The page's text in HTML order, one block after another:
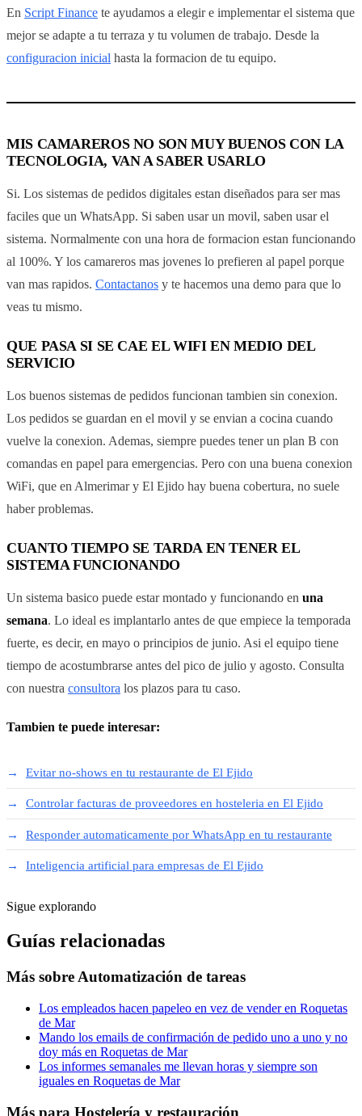
En Script Finance te ayudamos a elegir e implementar el sistema que
mejor se adapte a tu terraza y tu volumen de trabajo. Desde la
configuracion inicial hasta la formacion de tu equipo.
MIS CAMAREROS NO SON MUY BUENOS CON LA
TECNOLOGIA, VAN A SABER USARLO
Si. Los sistemas de pedidos digitales estan diseñados para ser mas
faciles que un WhatsApp. Si saben usar un movil, saben usar el
sistema. Normalmente con una hora de formacion estan funcionando
al 100%. Y los camareros mas jovenes lo prefieren al papel porque
van mas rapidos. Contactanos y te hacemos una demo para que lo
veas tu mismo.
QUE PASA SI SE CAE EL WIFI EN MEDIO DEL
SERVICIO
Los buenos sistemas de pedidos funcionan tambien sin conexion.
Los pedidos se guardan en el movil y se envian a cocina cuando
vuelve la conexion. Ademas, siempre puedes tener un plan B con
comandas en papel para emergencias. Pero con una buena conexion
WiFi, que en Almerimar y El Ejido hay buena cobertura, no suele
haber problemas.
CUANTO TIEMPO SE TARDA EN TENER EL
SISTEMA FUNCIONANDO
Un sistema basico puede estar montado y funcionando en una
semana. Lo ideal es implantarlo antes de que empiece la temporada
fuerte, es decir, en mayo o principios de junio. Asi el equipo tiene
tiempo de acostumbrarse antes del pico de julio y agosto. Consulta
con nuestra consultora los plazos para tu caso.
Tambien te puede interesar:
Evitar no-shows en tu restaurante de El Ejido
Controlar facturas de proveedores en hosteleria en El Ejido
Responder automaticamente por WhatsApp en tu restaurante
Inteligencia artificial para empresas de El Ejido
Sigue explorando
Guías relacionadas
Más sobreAutomatización de tareas
Los empleados hacen papeleo en vez de vender en Roquetas
de Mar
Mando los emails de confirmación de pedido uno a uno y no
doy más en Roquetas de Mar
Los informes semanales me llevan horas y siempre son
iguales en Roquetas de Mar
Más para Hostelería y restauración